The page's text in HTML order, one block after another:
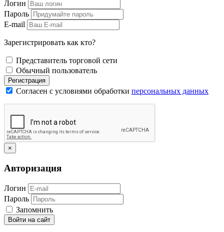
Логин
Пароль
E-mail
Зарегистрировать как кто?
Представитель торговой сети
Обычный пользователь
Регистрация
Согласен с условиями обработки персональных данных
×
Авторизация
Логин
Пароль
Запомнить
Войти на сайт